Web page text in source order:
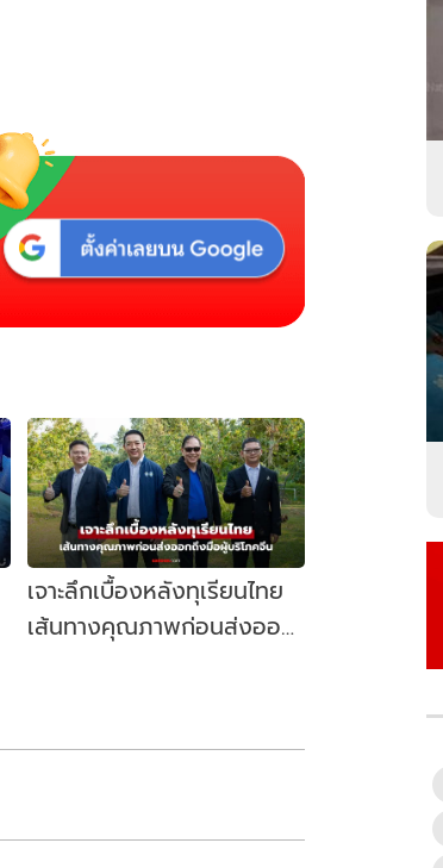
เจาะลึกเบื้องหลังทุเรียนไทย
เส้นทางคุณภาพก่อนส่งออก